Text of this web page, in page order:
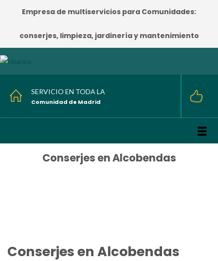
Empresa de multiservicios para Comunidades:
conserjes, limpieza, jardinería y mantenimiento
SERVICIO EN TODA LA
Comunidad de Madrid
Conserjes en Alcobendas
Conserjes en Alcobendas